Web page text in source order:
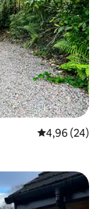
Gemiddelde
4,96 (24)